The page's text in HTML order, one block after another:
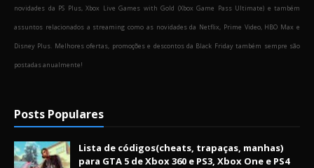
novidades da PS Plus, Xbox Live Games with Gold (Xbox Game Pass Ultimate) e também
assuntos relacionados a streaming como as novidades da Netflix, Prime Video, HBO Max e
Disney Plus. Melhores ofertas, promoções e descontos da Black Friday também sempre são
postadas anualmente!
Posts Populares
Lista de códigos(cheats, trapaças, manhas)
para GTA 5 de Xbox 360 e PS3, Xbox One e PS4